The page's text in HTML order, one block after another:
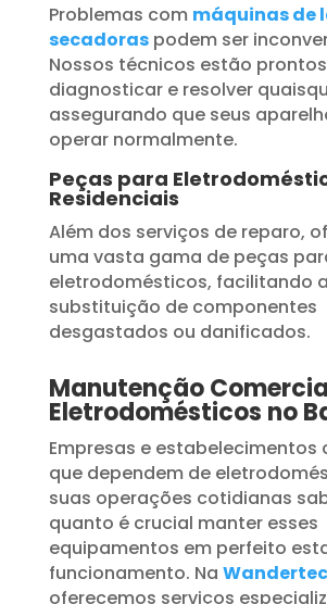
Problemas com máquinas de
secadoraspodem ser
Nossos técnicos estão
diagnosticar e resolver
assegurando que seus
operar normalmente.
Peças para
Residenciais
Além dos serviços de reparo,
uma vasta gama de peças
eletrodomésticos, facilitando a
substituição de componentes
desgastados ou danificados.
Manutenção
Eletrodomésticos no
Empresas e estabelecimentos
que dependem de
suas operações cotidianas
quanto é crucial manter esses
equipamentos em perfeito
funcionamento. Na Wandertec
oferecemos serviços